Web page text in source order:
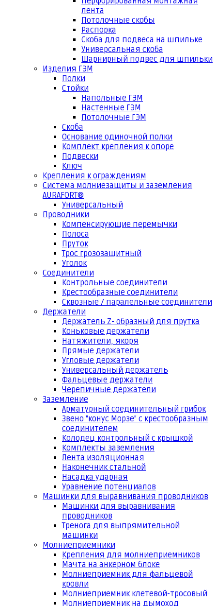
лента
Потолочные скобы
Распорка
Скоба для подвеса на шпильке
Универсальная скоба
Шарнирный подвес для шпильки
Изделия ГЭМ
Полки
Стойки
Напольные ГЭМ
Настенные ГЭМ
Потолочные ГЭМ
Скоба
Основание одиночной полки
Комплект крепления к опоре
Подвески
Ключ
Крепления к ограждениям
Система молниезащиты и заземления
AURAFORT®
Универсальный
Проводники
Компенсирующие перемычки
Полоса
Пруток
Трос грозозащитный
Уголок
Соединители
Контрольные соединители
Крестообразные соединители
Сквозные / паралельные соединители
Держатели
Держатель Z- образный для прутка
Коньковые держатели
Натяжители, якоря
Прямые держатели
Угловые держатели
Универсальный держатель
Фальцевые держатели
Черепичные держатели
Заземление
Арматурный соединительный грибок
Звено "конус Морзе" с крестообразным
соединителем
Колодец контрольный с крышкой
Комплекты заземления
Лента изоляционная
Наконечник стальной
Насадка ударная
Уравнение потенциалов
Машинки для выравнивания проводников
Машинки для выравнивания
проводников
Тренога для выпрямительной
машинки
Молниеприемники
Крепления для молниеприемников
Мачта на анкерном блоке
Молниеприемник для фальцевой
кровли
Молниеприемник клетевой-тросовый
Молниеприемник на дымоход